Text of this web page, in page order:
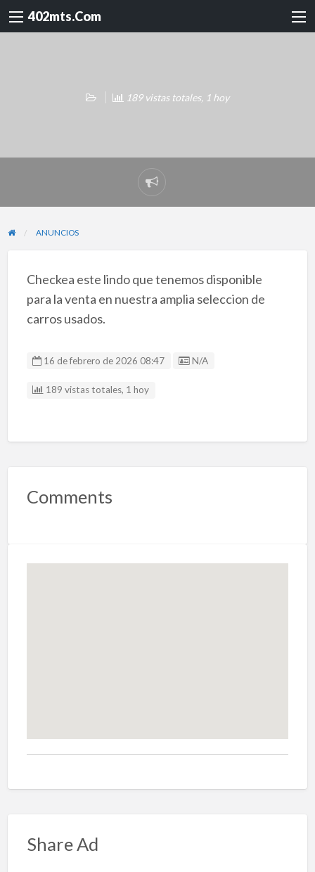
402mts.Com
189 vistas totales, 1 hoy
Reportar
problema
ANUNCIOS
Checkea este lindo que tenemos disponible
para la venta en nuestra amplia seleccion de
carros usados.
16 de febrero de 2026 08:47 Listing ID
N/A
189 vistas totales, 1 hoy
Comments
Share Ad